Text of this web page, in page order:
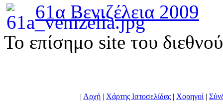
61α Βενιζέλεια 2009
To επίσημο site του
| Αρχή | Χάρτης Ιστοσελίδας | Χορηγοί |